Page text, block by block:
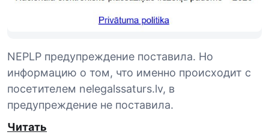
NEPLP предупреждение поставила. Но
информацию о том, что именно происходит с
посетителем nelegalssaturs.lv, в
предупреждение не поставила.
Читать